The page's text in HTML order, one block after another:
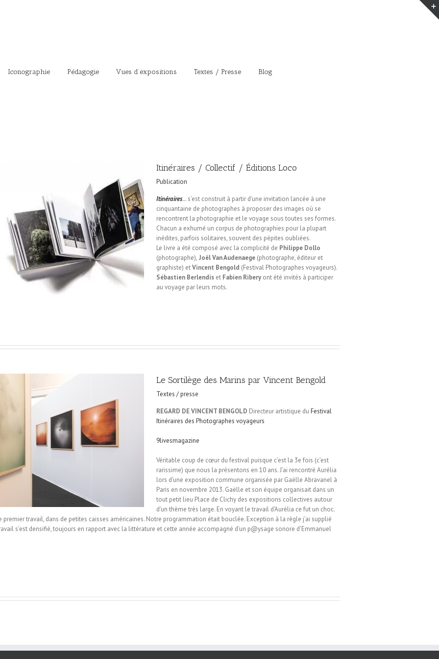
Iconographie Pédagogie Vues d’expositions Textes / Presse Blog
Itinéraires / Collectif / Éditions Loco
Publication
Itinéraires... s’est construit à partir d’une invitation lancée à une
cinquantaine de photographes à proposer des images où se
rencontrent la photographie et le voyage sous toutes ses formes.
Chacun a exhumé un corpus de photographies pour la plupart
inédites, parfois solitaires, souvent des pépites oubliées.
Le livre a été composé avec la complicité de Philippe Dollo
(photographe), Joël Van Audenaege (photographe, éditeur et
graphiste) etVincent Bengold (Festival Photographes voyageurs).
Sébastien Berlendis et Fabien Ribery ont été invités à participer
au voyage par leurs mots.
Le Sortilège des Marins par Vincent Bengold
Textes / presse
REGARD DE VINCENT BENGOLD Directeur artistique du Festival
Itinéraires des Photographes voyageurs
9livesmagazine
Véritable coup de cœur du festival puisque c’est la 3e fois (c’est
rarissime) que nous la présentons en 10 ans. J’ai rencontré Aurélia
lors d’une exposition commune organisée par Gaëlle Abravanel à
Paris en novembre 2013. Gaëlle et son équipe organisait dans un
tout petit lieu Place de Clichy des expositions collectives autour
d’un thème très large. En voyant le travail d’Aurélia ce fut un choc.
premier travail, dans de petites caisses américaines. Notre programmation était bouclée. Exception à la règle j’ai supplié
s’est densifié, toujours en rapport avec la littérature et cette année accompagné d’un p@ysage sonore d’Emmanuel